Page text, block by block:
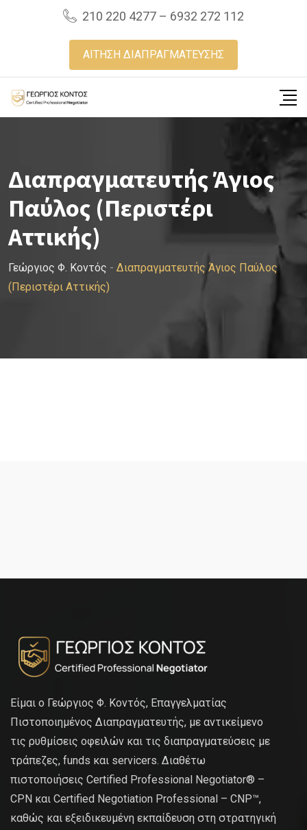
210 220 4277 – 6932 272 112
ΑΙΤΗΣΗ ΔΙΑΠΡΑΓΜΑΤΕΥΣΗΣ
Διαπραγματευτής Άγιος
Παύλος (Περιστέρι
Αττικής)
Γεώργιος Φ. Κοντός - Διαπραγματευτής Άγιος Παύλος
(Περιστέρι Αττικής)
Είμαι ο Γεώργιος Φ. Κοντός, Επαγγελματίας
Πιστοποιημένος Διαπραγματευτής, με αντικείμενο
τις ρυθμίσεις οφειλών και τις διαπραγματεύσεις με
τράπεζες, funds και servicers. Διαθέτω
πιστοποιήσεις Certified Professional Negotiator® –
CPN και Certified Negotiation Professional – CNP™,
καθώς και εξειδικευμένη εκπαίδευση στη στρατηγική